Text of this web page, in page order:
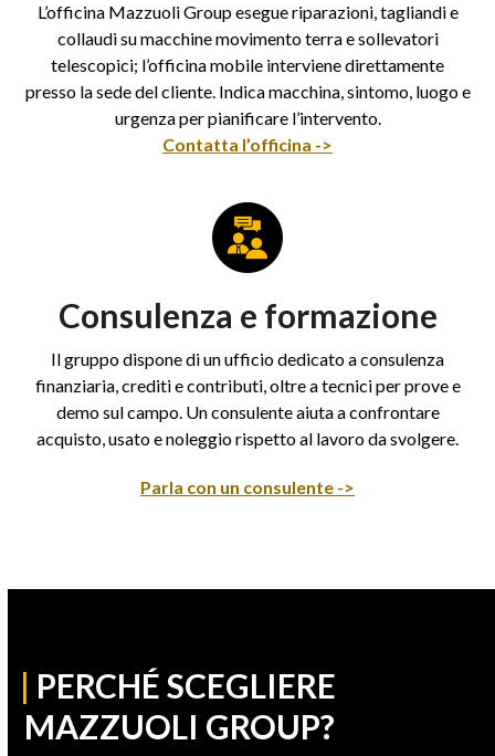
L’officina Mazzuoli Group esegue riparazioni, tagliandi e
collaudi su macchine movimento terra e sollevatori
telescopici; l’officina mobile interviene direttamente
presso la sede del cliente. Indica macchina, sintomo, luogo e
urgenza per pianificare l’intervento.
Contatta l’officina ->
Consulenza e formazione
Il gruppo dispone di un ufficio dedicato a consulenza
finanziaria, crediti e contributi, oltre a tecnici per prove e
demo sul campo. Un consulente aiuta a confrontare
acquisto, usato e noleggio rispetto al lavoro da svolgere.
Parla con un consulente ->
| PERCHÉ SCEGLIERE
MAZZUOLI GROUP?